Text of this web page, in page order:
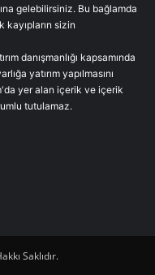
gelebilirsiniz. Bu bağlamda
sizin
danışmanlığı kapsamında
yatırım yapılmasını
yer alan içerik ve içerik
tutulamaz.
Saklıdır.